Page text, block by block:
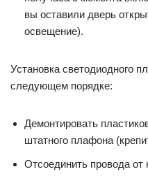
вы оставили дверь
освещение).
Установка светодиодного
следующем порядке:
Демонтировать
штатного плафона
Отсоединить провода от